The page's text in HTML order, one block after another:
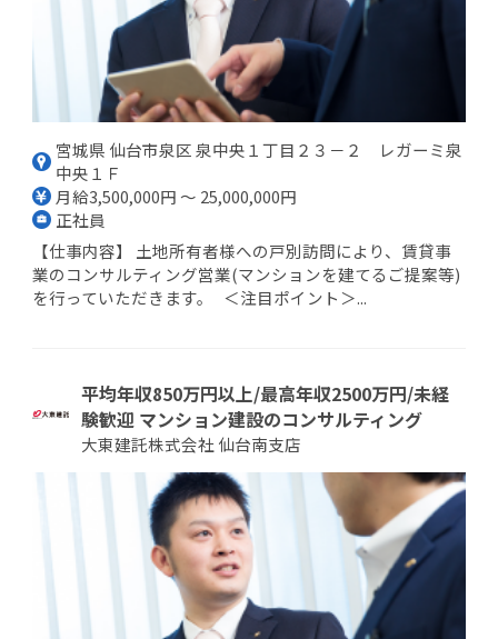
宮城県 仙台市泉区 泉中央１丁目２３－２ レガーミ泉
中央１Ｆ
月給3,500,000円 ～ 25,000,000円
正社員
【仕事内容】 土地所有者様への戸別訪問により、賃貸事
業のコンサルティング営業(マンションを建てるご提案等)
を行っていただきます。 ＜注目ポイント＞...
平均年収850万円以上/最高年収2500万円/未経
験歓迎 マンション建設のコンサルティング
大東建託株式会社 仙台南支店